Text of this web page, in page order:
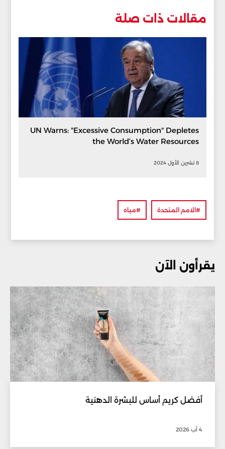
مقالات ذات صلة
UN Warns: "Excessive Consumption" Depletes
the World’s Water Resources
8 تشرين الأول 2024
#الامم المتحدة #مياه
يقرأون الآن
أفضل كريم أساس للبشرة الدهنية
4 آب 2026